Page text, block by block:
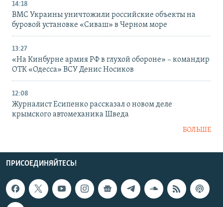
14:18
ВМС Украины уничтожили российские объекты на
буровой установке «Сиваш» в Черном море
13:27
«На Кинбурне армия РФ в глухой обороне» – командир
ОТК «Одесса» ВСУ Денис Носиков
12:08
Журналист Есипенко рассказал о новом деле
крымского автомеханика Шведа
БОЛЬШЕ
ПРИСОЕДИНЯЙТЕСЬ!